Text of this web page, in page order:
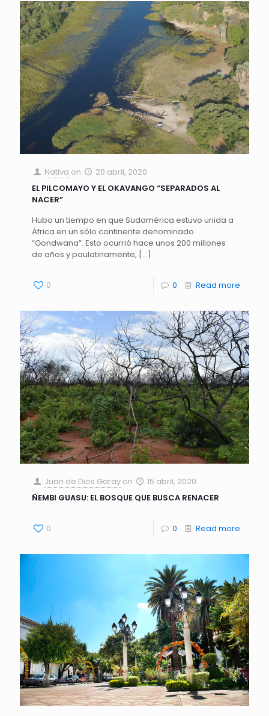
Nativa on
20 abril, 2020
EL PILCOMAYO Y EL OKAVANGO “SEPARADOS AL
NACER”
Hubo un tiempo en que Sudamérica estuvo unida a
África en un sólo continente denominado
“Gondwana”. Esto ocurrió hace unos 200 millones
de años y paulatinamente, […]
0 0 Read more
Juan de Dios Garay on
15 abril, 2020
ÑEMBI GUASU: EL BOSQUE QUE BUSCA RENACER
0 0 Read more